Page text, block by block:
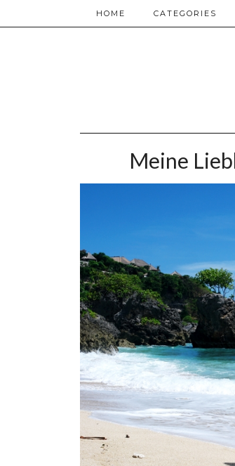
HOME CATEGORIES
Meine